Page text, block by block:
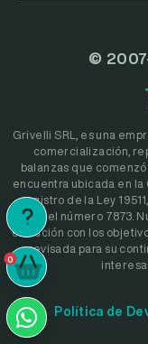
0
0
©
Grivelli SRL, es una
comercialización,
balanzas que
encuentra ubicada en la
registro de la Ley
bajo el número 7873.
evolución con los
revisada para su
Política de